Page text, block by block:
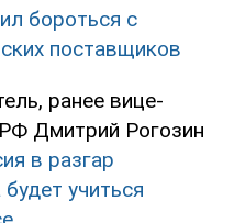
бороться с
поставщиков
ранее вице-
Дмитрий Рогозин
в разгар
учиться